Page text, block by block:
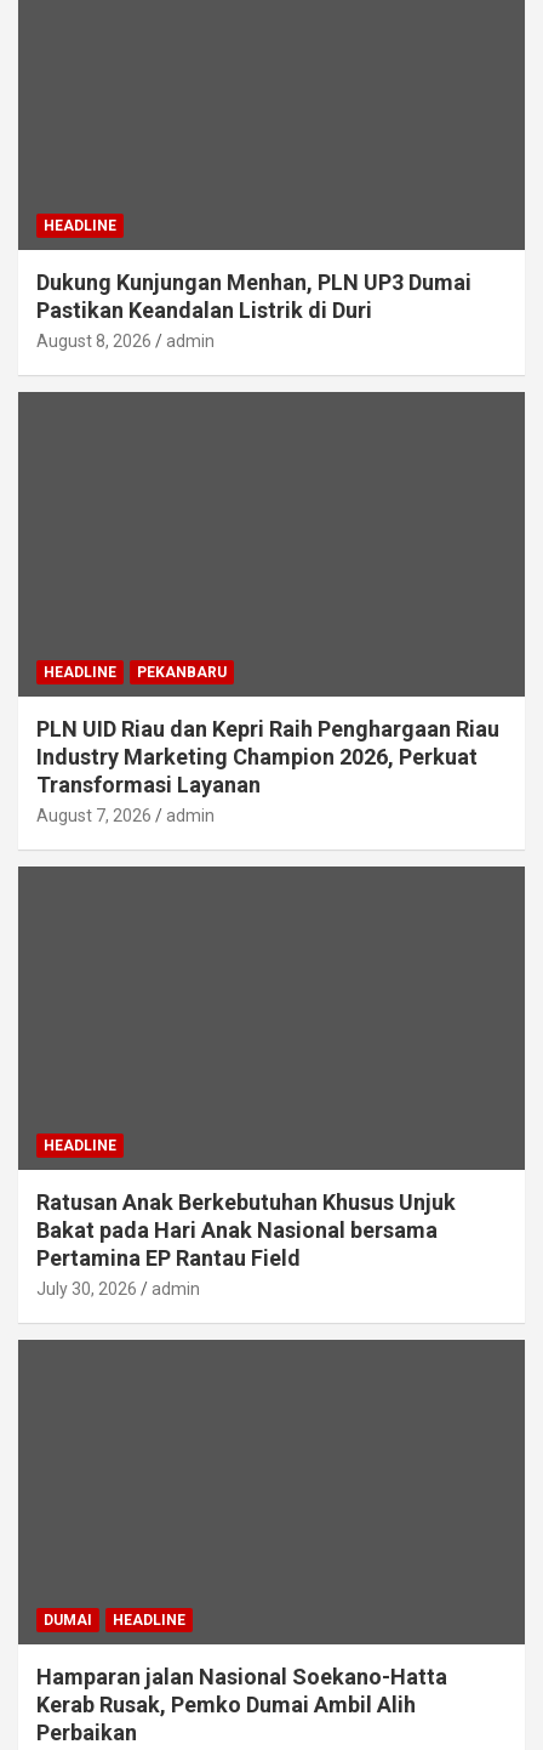
HEADLINE
Dukung Kunjungan Menhan, PLN UP3 Dumai
Pastikan Keandalan Listrik di Duri
August 8, 2026 admin
HEADLINE PEKANBARU
PLN UID Riau dan Kepri Raih Penghargaan Riau
Industry Marketing Champion 2026, Perkuat
Transformasi Layanan
August 7, 2026 admin
HEADLINE
Ratusan Anak Berkebutuhan Khusus Unjuk
Bakat pada Hari Anak Nasional bersama
Pertamina EP Rantau Field
July 30, 2026 admin
DUMAI HEADLINE
Hamparan jalan Nasional Soekano-Hatta
Kerab Rusak, Pemko Dumai Ambil Alih
Perbaikan